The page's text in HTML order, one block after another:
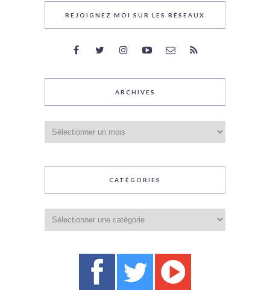
REJOIGNEZ MOI SUR LES RÉSEAUX
ARCHIVES
CATÉGORIES